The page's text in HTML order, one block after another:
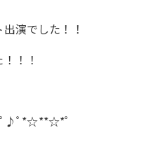
演でした！！
！！
ﾟ*☆**☆*ﾟ